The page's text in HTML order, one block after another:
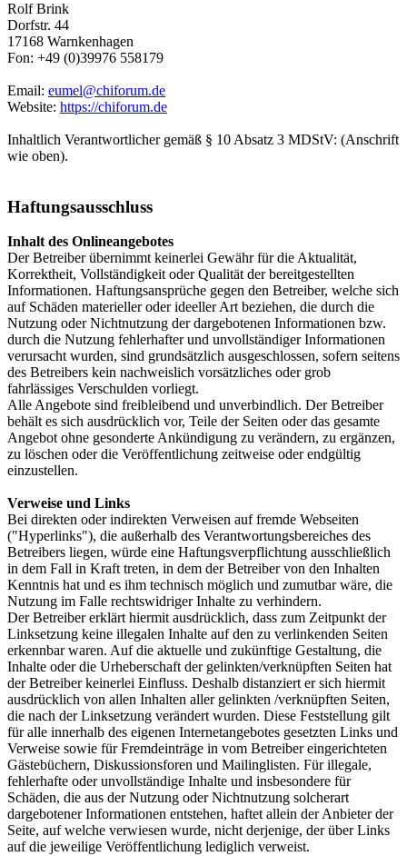
Rolf Brink
Dorfstr. 44
17168 Warnkenhagen
Fon: +49 (0)39976 558179
Email: eumel@chiforum.de
Website: https://chiforum.de
Inhaltlich Verantwortlicher gemäß § 10 Absatz 3 MDStV: (Anschrift
wie oben).
Haftungsausschluss
Inhalt des Onlineangebotes
Der Betreiber übernimmt keinerlei Gewähr für die Aktualität,
Korrektheit, Vollständigkeit oder Qualität der bereitgestellten
Informationen. Haftungsansprüche gegen den Betreiber, welche sich
auf Schäden materieller oder ideeller Art beziehen, die durch die
Nutzung oder Nichtnutzung der dargebotenen Informationen bzw.
durch die Nutzung fehlerhafter und unvollständiger Informationen
verursacht wurden, sind grundsätzlich ausgeschlossen, sofern seitens
des Betreibers kein nachweislich vorsätzliches oder grob
fahrlässiges Verschulden vorliegt.
Alle Angebote sind freibleibend und unverbindlich. Der Betreiber
behält es sich ausdrücklich vor, Teile der Seiten oder das gesamte
Angebot ohne gesonderte Ankündigung zu verändern, zu ergänzen,
zu löschen oder die Veröffentlichung zeitweise oder endgültig
einzustellen.
Verweise und Links
Bei direkten oder indirekten Verweisen auf fremde Webseiten
("Hyperlinks"), die außerhalb des Verantwortungsbereiches des
Betreibers liegen, würde eine Haftungsverpflichtung ausschließlich
in dem Fall in Kraft treten, in dem der Betreiber von den Inhalten
Kenntnis hat und es ihm technisch möglich und zumutbar wäre, die
Nutzung im Falle rechtswidriger Inhalte zu verhindern.
Der Betreiber erklärt hiermit ausdrücklich, dass zum Zeitpunkt der
Linksetzung keine illegalen Inhalte auf den zu verlinkenden Seiten
erkennbar waren. Auf die aktuelle und zukünftige Gestaltung, die
Inhalte oder die Urheberschaft der gelinkten/verknüpften Seiten hat
der Betreiber keinerlei Einfluss. Deshalb distanziert er sich hiermit
ausdrücklich von allen Inhalten aller gelinkten /verknüpften Seiten,
die nach der Linksetzung verändert wurden. Diese Feststellung gilt
für alle innerhalb des eigenen Internetangebotes gesetzten Links und
Verweise sowie für Fremdeinträge in vom Betreiber eingerichteten
Gästebüchern, Diskussionsforen und Mailinglisten. Für illegale,
fehlerhafte oder unvollständige Inhalte und insbesondere für
Schäden, die aus der Nutzung oder Nichtnutzung solcherart
dargebotener Informationen entstehen, haftet allein der Anbieter der
Seite, auf welche verwiesen wurde, nicht derjenige, der über Links
auf die jeweilige Veröffentlichung lediglich verweist.